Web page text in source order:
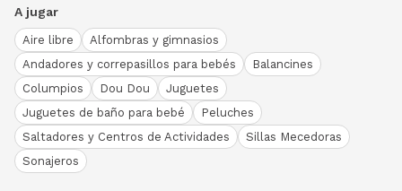
A jugar
Aire libre
Alfombras y gimnasios
Andadores y correpasillos para bebés
Balancines
Columpios
Dou Dou
Juguetes
Juguetes de baño para bebé
Peluches
Saltadores y Centros de Actividades
Sillas Mecedoras
Sonajeros